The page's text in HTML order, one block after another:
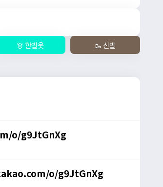
👗 한벌옷 🥾 신발
o/g9JtGnXg
open.kakao.com/o/g9JtGnXg